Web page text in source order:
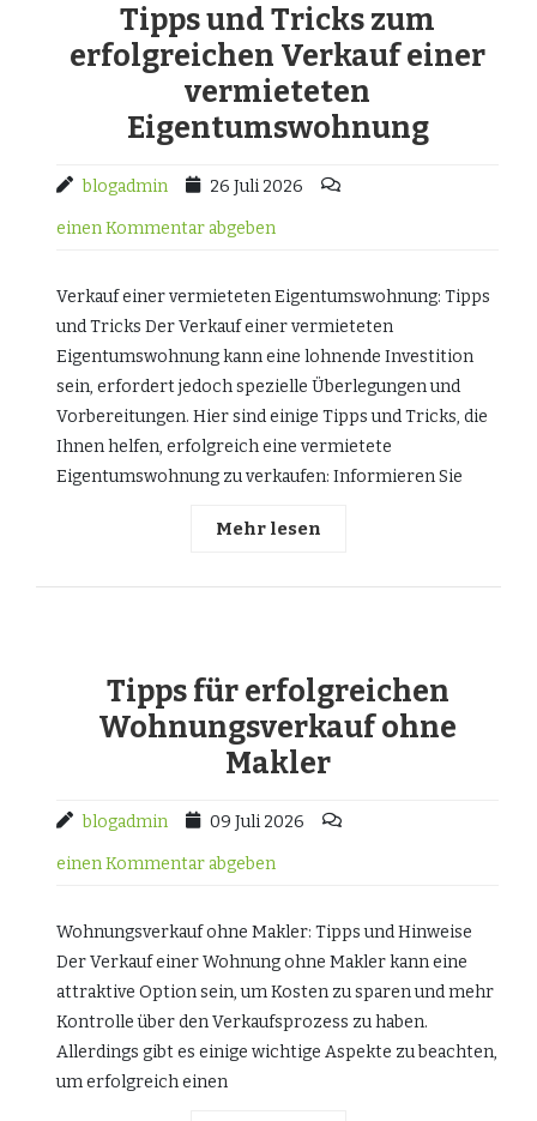
Tipps und Tricks zum
erfolgreichen Verkauf einer
vermieteten
Eigentumswohnung
blogadmin 26 Juli 2026
einen Kommentar abgeben
Verkauf einer vermieteten Eigentumswohnung: Tipps
und Tricks Der Verkauf einer vermieteten
Eigentumswohnung kann eine lohnende Investition
sein, erfordert jedoch spezielle Überlegungen und
Vorbereitungen. Hier sind einige Tipps und Tricks, die
Ihnen helfen, erfolgreich eine vermietete
Eigentumswohnung zu verkaufen: Informieren Sie
Mehr lesen
Tipps für erfolgreichen
Wohnungsverkauf ohne
Makler
blogadmin 09 Juli 2026
einen Kommentar abgeben
Wohnungsverkauf ohne Makler: Tipps und Hinweise
Der Verkauf einer Wohnung ohne Makler kann eine
attraktive Option sein, um Kosten zu sparen und mehr
Kontrolle über den Verkaufsprozess zu haben.
Allerdings gibt es einige wichtige Aspekte zu beachten,
um erfolgreich einen